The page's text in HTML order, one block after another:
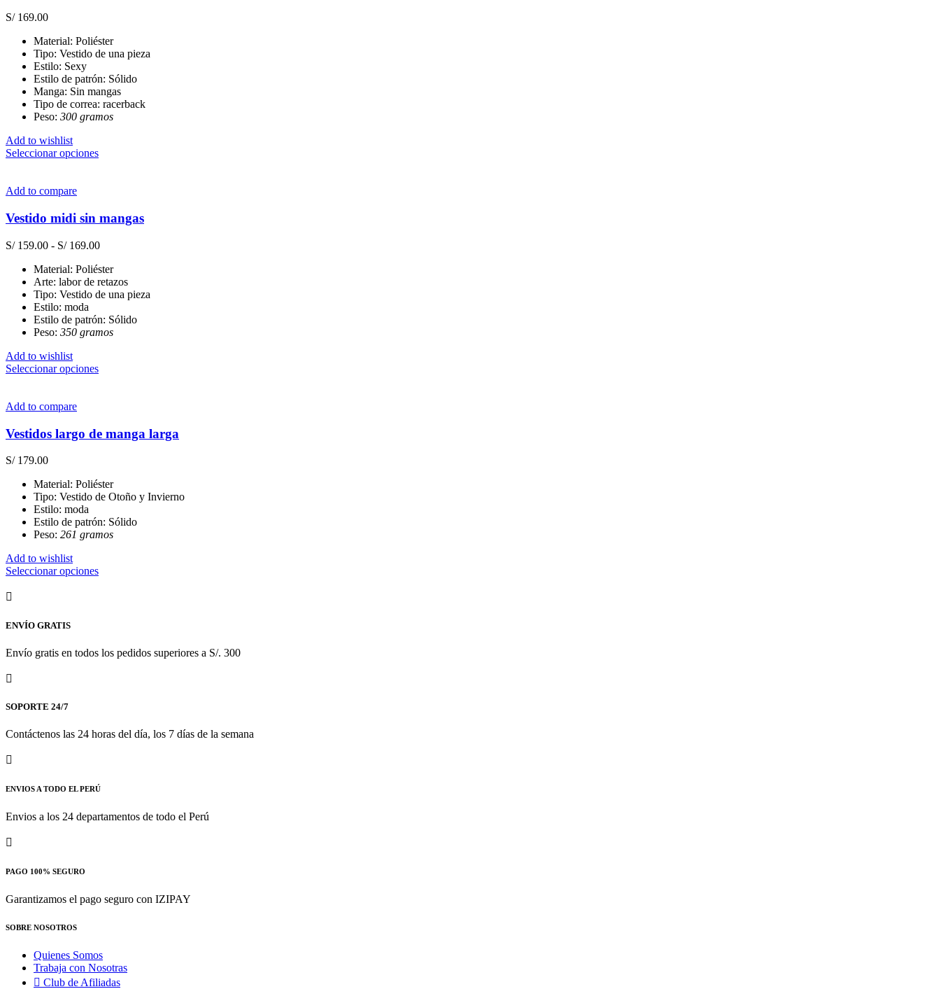
elegir
en
página
de
producto
S/169.00
Material: Poliéster
Tipo: Vestido de una pieza
Estilo: Sexy
Estilo de patrón: Sólido
Manga: Sin mangas
Tipo de correa: racerback
Peso: 300 gramos
Add to wishlist
Seleccionar opcionesEste
Las
opciones
se
elegir
en
la
de
producto
Add to compare
Vestido midi sin mangas
S/159.00 - S/169.00Rango
precios:
desde
S/ 159.00
S/ 169.00
Material: Poliéster
Arte: labor de retazos
Tipo: Vestido de una pieza
Estilo: moda
Estilo de patrón: Sólido
Peso: 350 gramos
Add to wishlist
Seleccionar opcionesEste
Las
opciones
elegir
en
página
de
Add to compare
Vestidos largo de manga larga
S/179.00
Material: Poliéster
Tipo: Vestido de Otoño y Invierno
Estilo: moda
Estilo de patrón: Sólido
Peso: 261 gramos
Add to wishlist
Seleccionar opcionesEste
se
de
ENVÍO GRATIS
Envío gratis en todos los pedidos superiores a S/. 300
SOPORTE 24/7
Contáctenos las 24 horas del día, los 7 días de la semana
ENVIOS A TODO EL PERÚ
Envios a los 24 departamentos de todo el Perú
PAGO 100% SEGURO
Garantizamos el pago seguro con IZIPAY
SOBRE NOSOTROS
Quienes Somos
Trabaja con Nosotras
Club de Afiliadas